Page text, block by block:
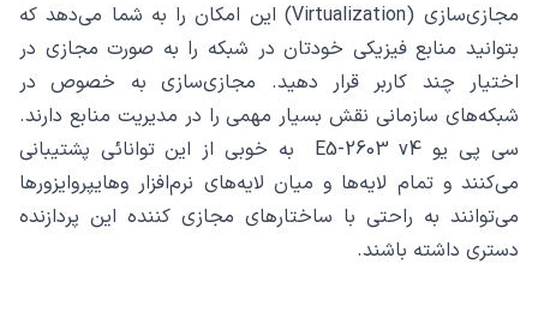
مجازی‌سازی (Virtualization) این امکان را به شما می‌دهد که
بتوانید منابع فیزیکی خودتان در شبکه را به صورت مجازی در
اختیار چند کاربر قرار دهید. مجازی‌سازی به خصوص در
شبکه‌های سازمانی نقش بسیار مهمی را در مدیریت منابع دارند.
سی پی یو E5-2603 v4 به خوبی از این توانائی پشتیبانی
می‌کنند و تمام لایه‌ها و میان لایه‌های نرم‌افزار و‌هایپروایزورها
می‌توانند به راحتی با ساختارهای مجازی کننده این پردازنده
دستری داشته باشند.